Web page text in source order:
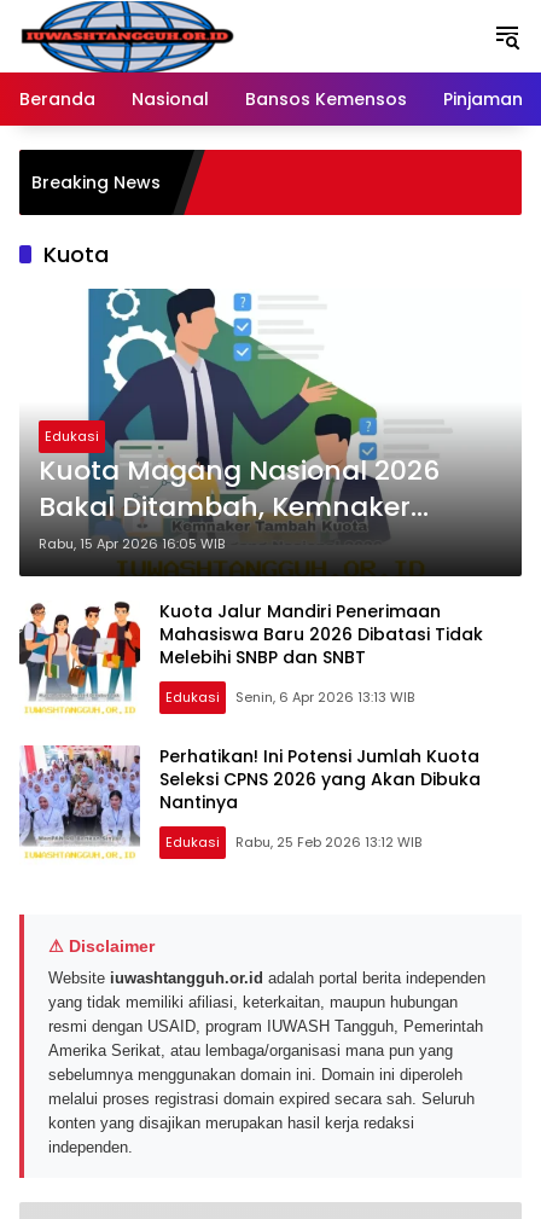
Langsung
konten
Beranda
Nasional Bansos Kemensos Pinjaman
Breaking News
Kuota
Edukasi
Kuota Magang Nasional 2026
Bakal Ditambah, Kemnaker
Siapkan Strategi Baru untuk
Distribusi yang Lebih Merata di
Seluruh Wilayah Indonesia
Rabu, 15 Apr 2026 16:05 WIB
Kuota Jalur Mandiri Penerimaan
Mahasiswa Baru 2026 Dibatasi Tidak
Melebihi SNBP dan SNBT
Edukasi Senin, 6 Apr 2026 13:13 WIB
Perhatikan! Ini Potensi Jumlah Kuota
Seleksi CPNS 2026 yang Akan Dibuka
Nantinya
Edukasi Rabu, 25 Feb 2026 13:12 WIB
⚠ Disclaimer
Website iuwashtangguh.or.id adalah portal berita independen
yang tidak memiliki afiliasi, keterkaitan, maupun hubungan
resmi dengan USAID, program IUWASH Tangguh, Pemerintah
Amerika Serikat, atau lembaga/organisasi mana pun yang
sebelumnya menggunakan domain ini. Domain ini diperoleh
melalui proses registrasi domain expired secara sah. Seluruh
konten yang disajikan merupakan hasil kerja redaksi
independen.